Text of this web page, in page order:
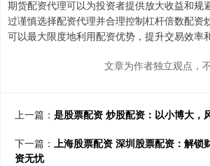
期货配资代理可以为投资者提供放大收益和规
过谨慎选择配资代理并合理控制杠杆倍数配资
可以最大限度地利用配资优势，提升交易效率
文章为作者独立观点，
上一篇： 是股票配资 炒股配资：以小博大，
下一篇： 上海股票配资 深圳股票配资：解锁
资无忧